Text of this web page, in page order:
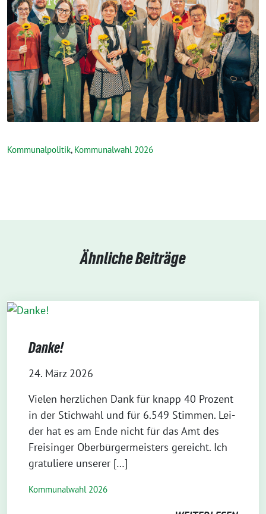
Kommunalpolitik, Kommunalwahl 2026
Ähnliche Beiträge
Danke!
24. März 2026
Vie­len herz­li­chen Dank für knapp 40 Pro­zent
in der Stich­wahl und für 6.549 Stim­men. Lei­
der hat es am Ende nicht für das Amt des
Frei­sin­ger Ober­bür­ger­meis­ters gereicht. Ich
gra­tu­lie­re unserer […]
Kommunalwahl 2026